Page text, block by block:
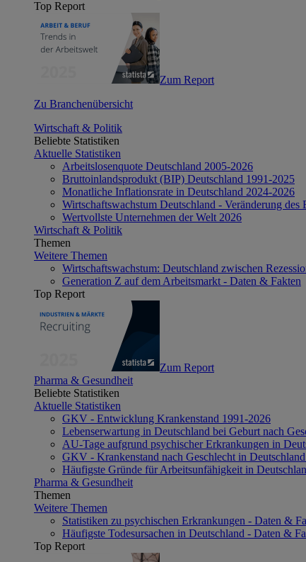
Top Report
Zum Report
Zu Branchenübersicht
Wirtschaft & Politik
Beliebte Statistiken
Aktuelle Statistiken
Arbeitslosenquote Deutschland 2005-2026
Bruttoinlandsprodukt (BIP) Deutschland 1991-2025
Monatliche Inflationsrate in Deutschland 2024-2026
Wirtschaftswachstum Deutschland - Veränderung des
Wertvollste Unternehmen der Welt 2026
Wirtschaft & Politik
Themen
Weitere Themen
Wirtschaftswachstum: Deutschland zwischen
Generation Z auf dem Arbeitsmarkt - Daten & Fakten
Top Report
Zum Report
Pharma & Gesundheit
Beliebte Statistiken
Aktuelle Statistiken
GKV - Entwicklung Krankenstand 1991-2026
Lebenserwartung in Deutschland bei Geburt nach
AU-Tage aufgrund psychischer Erkrankungen in
GKV - Krankenstand nach Geschlecht in
Häufigste Gründe für Arbeitsunfähigkeit in
Pharma & Gesundheit
Themen
Weitere Themen
Statistiken zu psychischen Erkrankungen - Daten &
Häufigste Todesursachen in Deutschland - Daten &
Top Report